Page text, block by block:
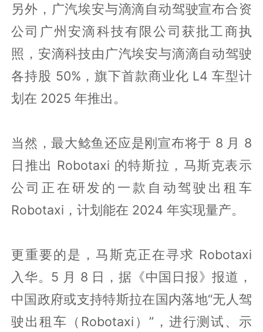
另外，广汽埃安与滴滴自动驾驶宣布合资
公司广州安滴科技有限公司获批工商执
照，安滴科技由广汽埃安与滴滴自动驾驶
各持股 50%，旗下首款商业化 L4 车型计
划在 2025 年推出。
当然，最大鲶鱼还应是刚宣布将于 8 月 8
日推出 Robotaxi 的特斯拉，马斯克表示
公司正在研发的一款自动驾驶出租车
Robotaxi，计划能在 2024 年实现量产。
更重要的是，马斯克正在寻求 Robotaxi
入华。5 月 8 日，据《中国日报》报道，
中国政府或支持特斯拉在国内落地“无人驾
驶出租车（Robotaxi）”，进行测试、示